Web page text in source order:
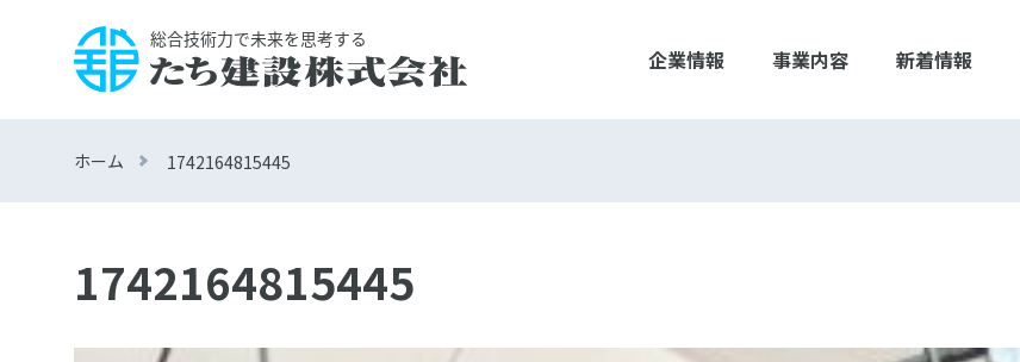
企業情報 事業内容 新着情報
ホーム 1742164815445
1742164815445